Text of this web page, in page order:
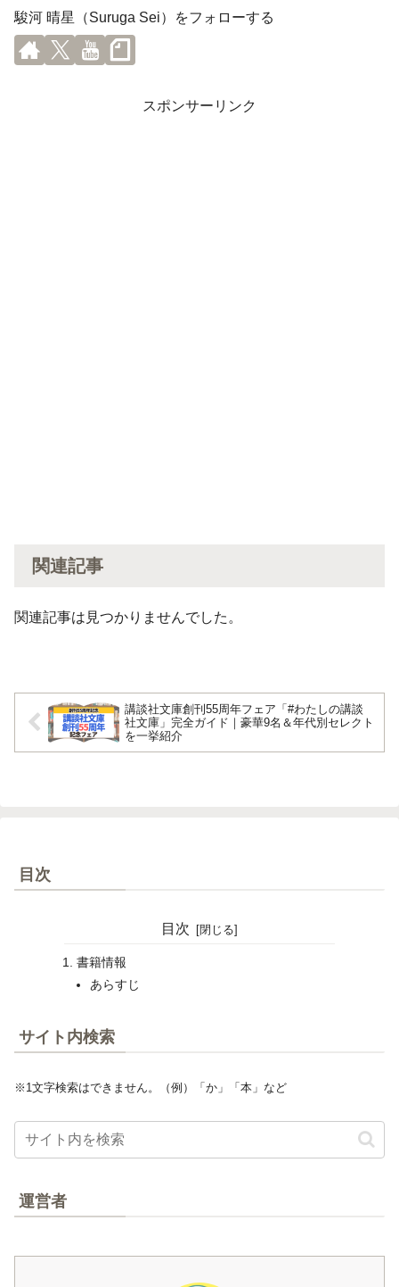
駿河 晴星（Suruga Sei）をフォローする
スポンサーリンク
関連記事
関連記事は見つかりませんでした。
講談社文庫創刊55周年フェア「#わたしの講談
社文庫」完全ガイド｜豪華9名＆年代別セレクト
を一挙紹介
目次
目次
書籍情報
あらすじ
サイト内検索
※1文字検索はできません。（例）「か」「本」など
運営者